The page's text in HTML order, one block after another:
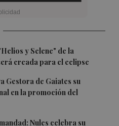
y Selene" de la
creada para el eclipse
Gestora de Gaiates su
en la promoción del
Nules celebra su